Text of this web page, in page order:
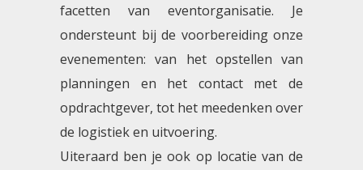
facetten van eventorganisatie. Je
ondersteunt bij de voorbereiding onze
evenementen: van het opstellen van
planningen en het contact met de
opdrachtgever, tot het meedenken over
de logistiek en uitvoering.
Uiteraard ben je ook op locatie van de